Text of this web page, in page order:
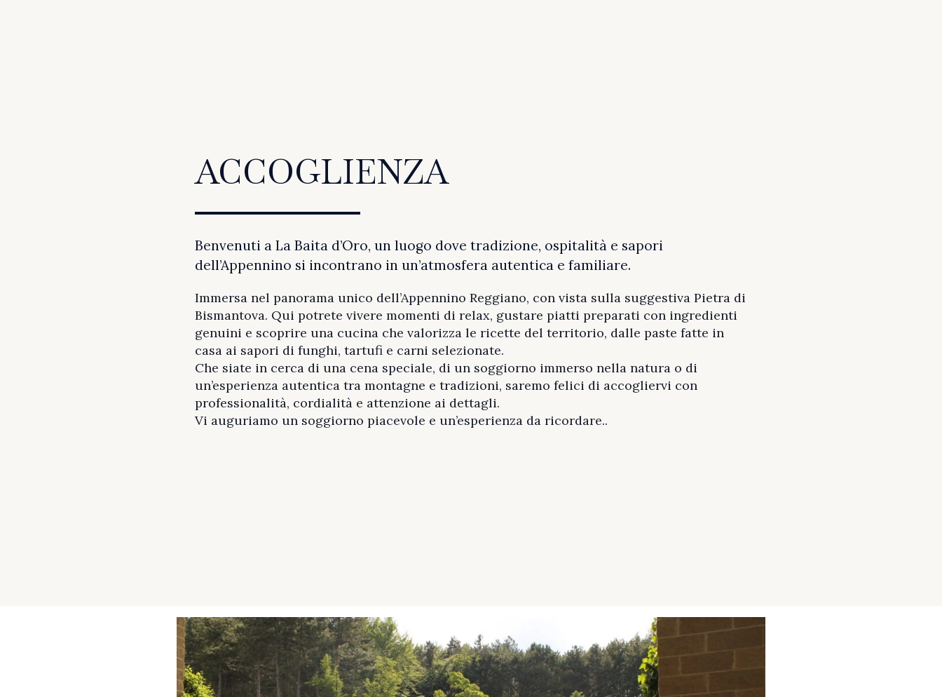
ACCOGLIENZA
Benvenuti a La Baita d’Oro, un luogo dove tradizione, ospitalità e sapori
dell’Appennino si incontrano in un’atmosfera autentica e familiare.
Immersa nel panorama unico dell’Appennino Reggiano, con vista sulla suggestiva Pietra di
Bismantova. Qui potrete vivere momenti di relax, gustare piatti preparati con ingredienti
genuini e scoprire una cucina che valorizza le ricette del territorio, dalle paste fatte in
casa ai sapori di funghi, tartufi e carni selezionate.
Che siate in cerca di una cena speciale, di un soggiorno immerso nella natura o di
un’esperienza autentica tra montagne e tradizioni, saremo felici di accogliervi con
professionalità, cordialità e attenzione ai dettagli.
Vi auguriamo un soggiorno piacevole e un’esperienza da ricordare..